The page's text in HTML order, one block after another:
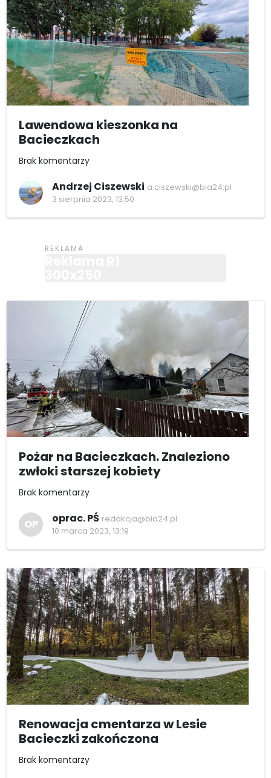
Lawendowa kieszonka na
Bacieczkach
Brak komentarzy
Andrzej Ciszewski a.ciszewski@bia24.pl
3 sierpnia 2023, 13:50
Pożar na Bacieczkach. Znaleziono
zwłoki starszej kobiety
Brak komentarzy
OP oprac. PŚ redakcja@bia24.pl
10 marca 2023, 13:19
Renowacja cmentarza w Lesie
Bacieczki zakończona
Brak komentarzy